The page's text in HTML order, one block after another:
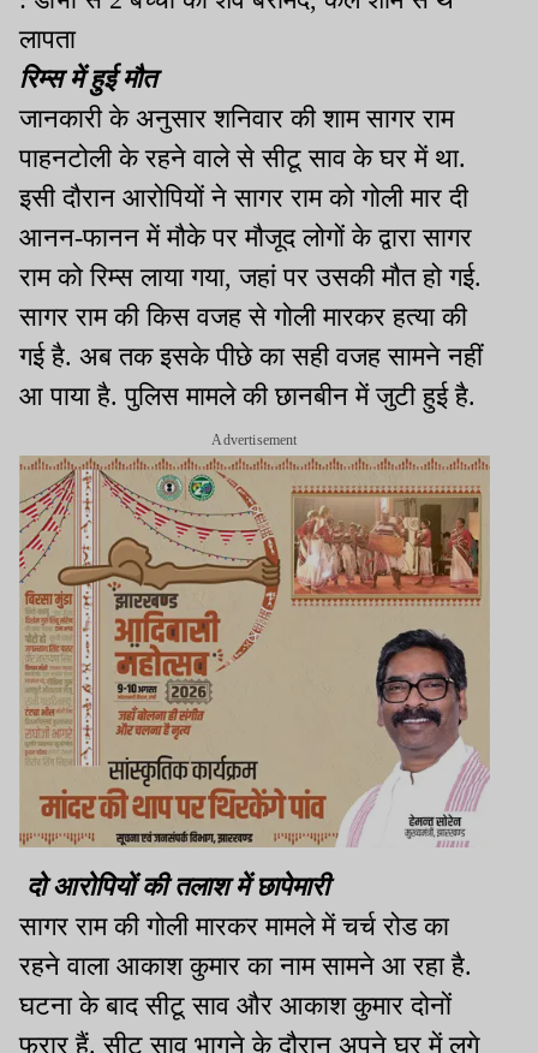
लापता
रिम्स में हुई मौत
जानकारी के अनुसार शनिवार की शाम सागर राम
पाहनटोली के रहने वाले से सीटू साव के घर में था.
इसी दौरान आरोपियों ने सागर राम को गोली मार दी
आनन-फानन में मौके पर मौजूद लोगों के द्वारा सागर
राम को रिम्स लाया गया, जहां पर उसकी मौत हो गई.
सागर राम की किस वजह से गोली मारकर हत्या की
गई है. अब तक इसके पीछे का सही वजह सामने नहीं
आ पाया है. पुलिस मामले की छानबीन में जुटी हुई है.
Advertisement
दो आरोपियों की तलाश में छापेमारी
सागर राम की गोली मारकर मामले में चर्च रोड का
रहने वाला आकाश कुमार का नाम सामने आ रहा है.
घटना के बाद सीटू साव और आकाश कुमार दोनों
फरार हैं. सीटू साव भागने के दौरान अपने घर में लगे